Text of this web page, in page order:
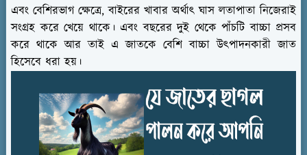
এবং বেশিরভাগ ক্ষেত্রে, বাইরের খাবার অর্থাৎ ঘাস লতাপাতা নিজেরাই
সংগ্রহ করে খেয়ে থাকে। এবং বছরের দুই থেকে পাঁচটি বাচ্চা প্রসব
করে থাকে আর তাই এ জাতকে বেশি বাচ্চা উৎপাদনকারী জাত
হিসেবে ধরা হয়।